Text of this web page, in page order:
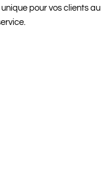
pour vos clients au